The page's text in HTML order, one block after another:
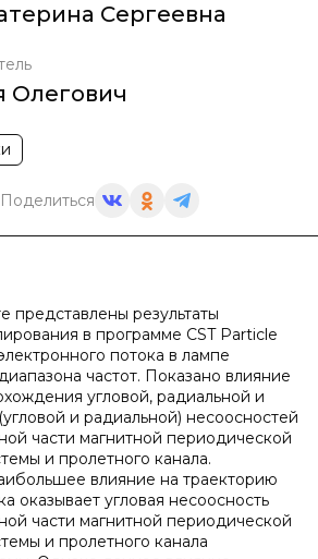
Сергеевна
Олегович
Поделиться
представлены результаты
в программе CST Particle
потока в лампе
частот. Показано влияние
угловой, радиальной и
и радиальной) несоосностей
части магнитной периодической
и пролетного канала.
влияние на траекторию
оказывает угловая несоосность
части магнитной периодической
и пролетного канала